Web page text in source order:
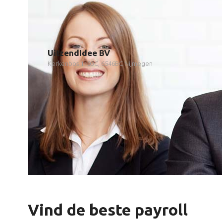
UitzendIdee BV
Kerkenbos 1103C, 6546BC Nijmegen
Vind de beste payroll